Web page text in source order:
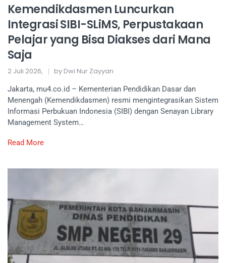
Kemendikdasmen Luncurkan
Integrasi SIBI-SLiMS, Perpustakaan
Pelajar yang Bisa Diakses dari Mana
Saja
2 Juli 2026, by Dwi Nur Zayyan
Jakarta, mu4.co.id – Kementerian Pendidikan Dasar dan
Menengah (Kemendikdasmen) resmi mengintegrasikan Sistem
Informasi Perbukuan Indonesia (SIBI) dengan Senayan Library
Management System…
Read More